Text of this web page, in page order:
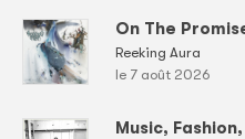
On The
Reeking Aura
le 7 août 2026
Music, Fashion,